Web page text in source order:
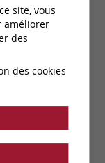
!
site, vous
améliorer
des
des cookies